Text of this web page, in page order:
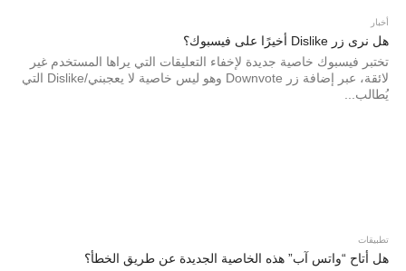
أخبار
هل نرى زر Dislike أخيرًا على فيسبوك؟
تختبر فيسبوك خاصية جديدة لإخفاء التعليقات التي يراها المستخدم غير
لائقة، عبر إضافة زر Downvote وهو ليس خاصية لا يعجبني/Dislike التي
يُطالب...
تطبيقات
هل أتاح “واتس آب” هذه الخاصية الجديدة عن طريق الخطأ؟